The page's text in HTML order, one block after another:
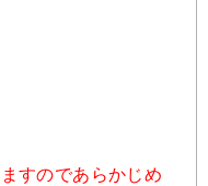
すのであらかじめ